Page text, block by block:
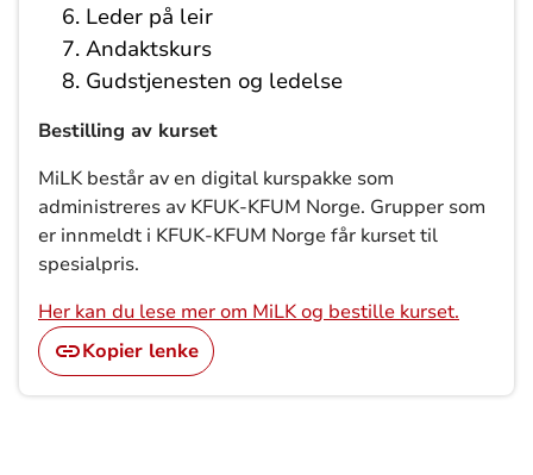
Leder på leir
Andaktskurs
Gudstjenesten og ledelse
Bestilling av kurset
MiLK består av en digital kurspakke som
administreres av KFUK-KFUM Norge. Grupper som
er innmeldt i KFUK-KFUM Norge får kurset til
spesialpris.
Her kan du lese mer om MiLK og bestille kurset.
Kopier lenke